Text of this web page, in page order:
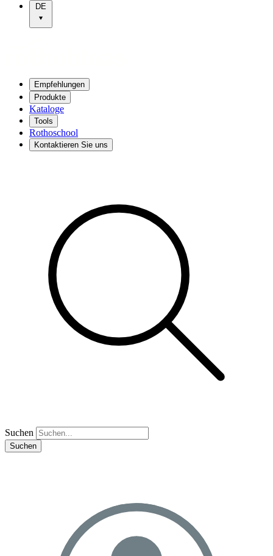
DE
Empfehlungen
Produkte
Kataloge
Tools
Rothoschool
Kontaktieren Sie uns
Suchen
Suchen